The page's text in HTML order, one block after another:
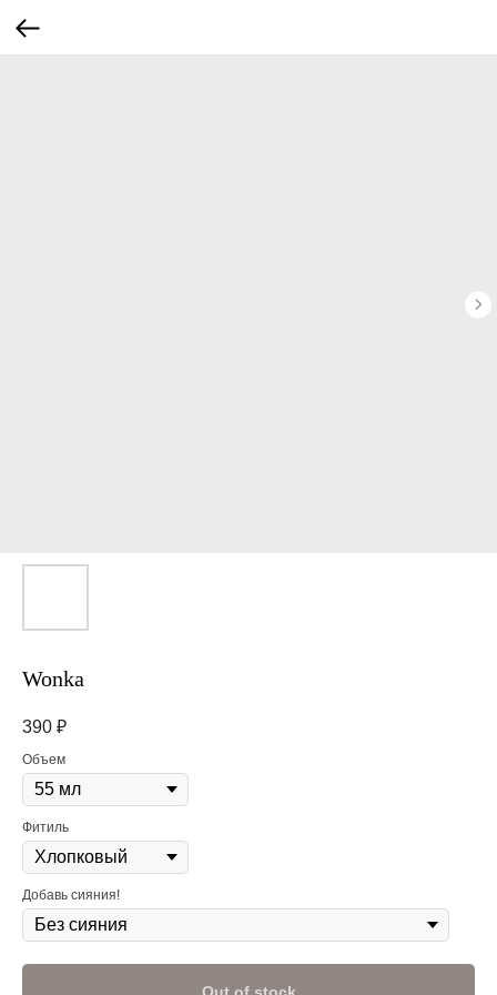
Wonka
390 ₽
Объем
Фитиль
Добавь сияния!